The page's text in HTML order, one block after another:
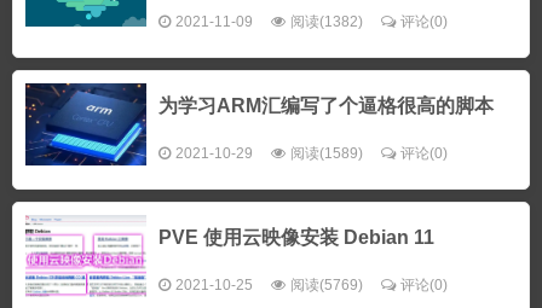
2021-11-09 阅读(1382) 评论(0)
为学习ARM汇编写了个逼格很高的脚本
2021-10-29 阅读(1589) 评论(0)
PVE 使用云映像安装 Debian 11
2021-10-25 阅读(5769) 评论(0)